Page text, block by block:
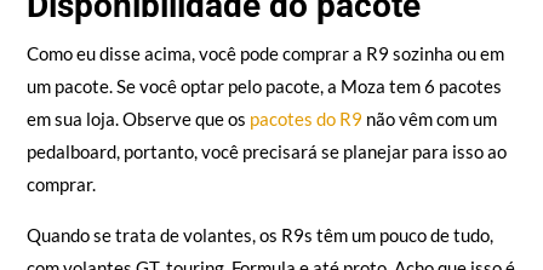
Disponibilidade do pacote
Como eu disse acima, você pode comprar a R9 sozinha ou em
um pacote. Se você optar pelo pacote, a Moza tem 6 pacotes
comprar.